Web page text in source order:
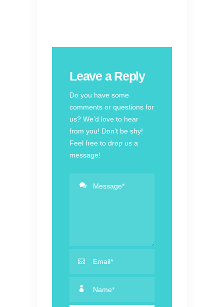
Leave a Reply
Do you have some
comments or questions for
us? We’d love to hear
from you! Don’t be shy!
Feel free to drop us a
message!